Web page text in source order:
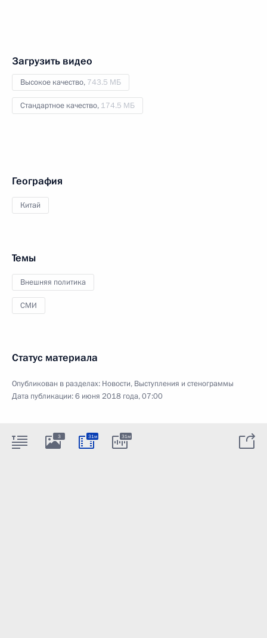
Загрузить видео
Высокое качество, 743.5 МБ
Стандартное качество, 174.5 МБ
География
Китай
Темы
Внешняя политика
СМИ
Статус материала
Опубликован в разделах: Новости, Выступления и стенограммы
Дата публикации:6 июня 2018 года, 07:00
3 31м 31м